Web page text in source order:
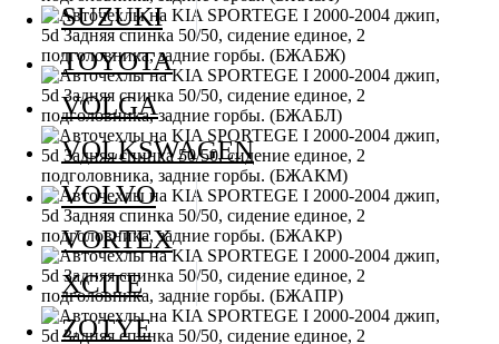
SUZUKI
TOYOTA
VOLGA
VOLKSWAGEN
VOLVO
VORTEX
XCITE
ZOTYE